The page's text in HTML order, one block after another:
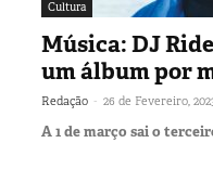
Cultura
Música: DJ
um álbum por
Redação - 26 de Fevereiro,
A 1 de março sai o